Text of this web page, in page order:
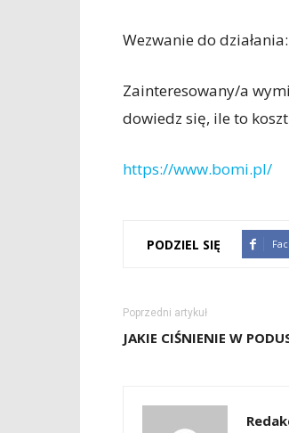
Wezwanie do działania:
Zainteresowany/a
dowiedz się, ile to
https://www.bomi.pl/
PODZIEL SIĘ
Poprzedni artykuł
JAKIE CIŚNIENIE W